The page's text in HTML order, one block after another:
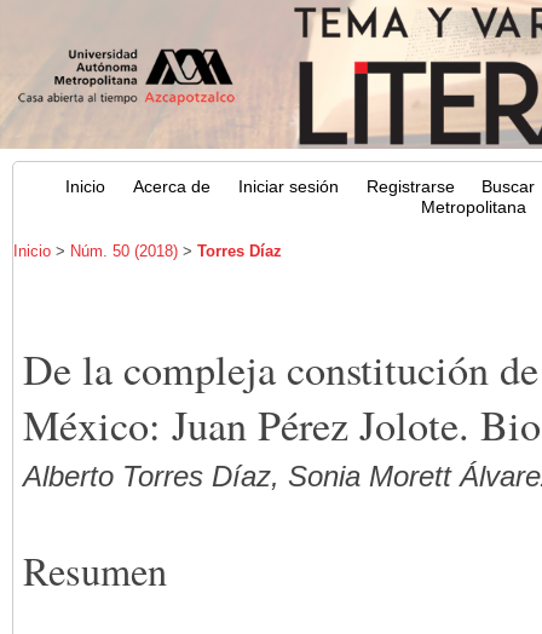
Inicio Acerca de Iniciar sesión Registrarse
Buscar
Metropolitana
Inicio> Núm. 50 (2018)> Torres Díaz
De la compleja constitución
México: Juan Pérez Jolote.
Alberto Torres Díaz, Sonia Morett
Resumen